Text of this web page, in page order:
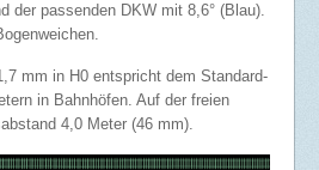
der passenden DKW mit 8,6° (Blau).
mm in H0 entspricht dem Standard-
in Bahnhöfen. Auf der freien
4,0 Meter (46 mm).